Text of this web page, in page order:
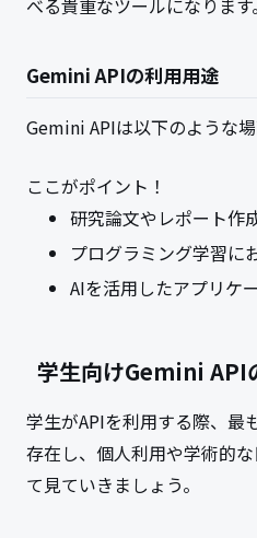
べる貴重なツールになりま
Gemini APIの利用用途
Gemini APIは以下のような
ここがポイント！
研究論文やレポート作
プログラミング学習に
AIを活用したアプリケ
学生向けGemini API
学生がAPIを利用する際、最
存在し、個人利用や学術的
て見ていきましょう。